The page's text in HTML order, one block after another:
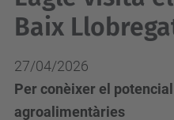
Baix
27/04/2026
Per conèixer el
agroalimentàries